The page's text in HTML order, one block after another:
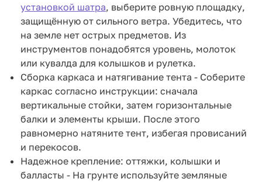
установкой шатра, выберите ровную площадку,
защищённую от сильного ветра. Убедитесь, что
на земле нет острых предметов. Из
инструментов понадобятся уровень, молоток
или кувалда для колышков и рулетка.
Сборка каркаса и натягивание тента - Соберите
каркас согласно инструкции: сначала
вертикальные стойки, затем горизонтальные
балки и элементы крыши. После этого
равномерно натяните тент, избегая провисаний
и перекосов.
Надежное крепление: оттяжки, колышки и
балласты - На грунте используйте земляные